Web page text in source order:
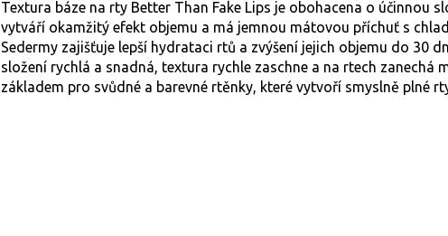
Textura báze na rty Better Than Fake Lips je obohacena o účinnou
vytváří okamžitý efekt objemu a má jemnou mátovou příchuť s
Sedermy zajišťuje lepší hydrataci rtů a zvýšení jejich objemu do 30
složení rychlá a snadná, textura rychle zaschne a na rtech zanechá
základem pro svůdné a barevné rtěnky, které vytvoří smyslně plné